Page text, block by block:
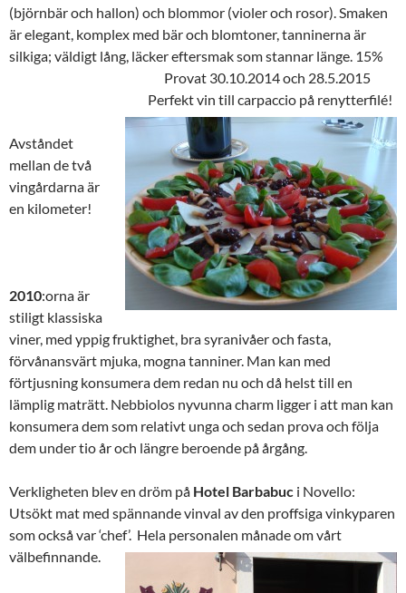
(björnbär och hallon) och blommor (violer och rosor). Smaken
är elegant, komplex med bär och blomtoner, tanninerna är
silkiga; väldigt lång, läcker eftersmak som stannar länge. 15%
Provat 30.10.2014 och 28.5.2015
Perfekt vin till carpaccio på renytterfilé!
Avståndet
mellan de två
vingårdarna är
en kilometer!
2010:orna är
stiligt klassiska
viner, med yppig fruktighet, bra syranivåer och fasta,
förvånansvärt mjuka, mogna tanniner. Man kan med
förtjusning konsumera dem redan nu och då helst till en
lämplig maträtt. Nebbiolos nyvunna charm ligger i att man kan
konsumera dem som relativt unga och sedan prova och följa
dem under tio år och längre beroende på årgång.
Verkligheten blev en dröm på Hotel Barbabuc i Novello:
Utsökt mat med spännande vinval av den proffsiga vinkyparen
som också var ‘chef’. Hela personalen månade om vårt
välbefinnande.